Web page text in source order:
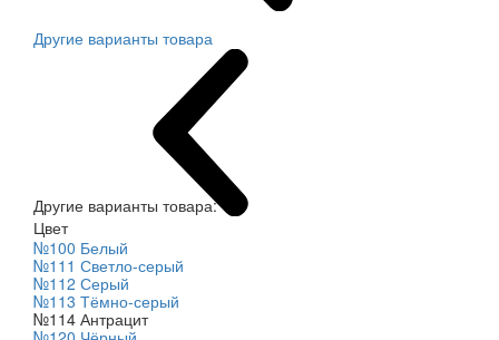
Другие варианты товара
Другие варианты товара:
Цвет
№100 Белый
№111 Светло-серый
№112 Серый
№113 Тёмно-серый
№114 Антрацит